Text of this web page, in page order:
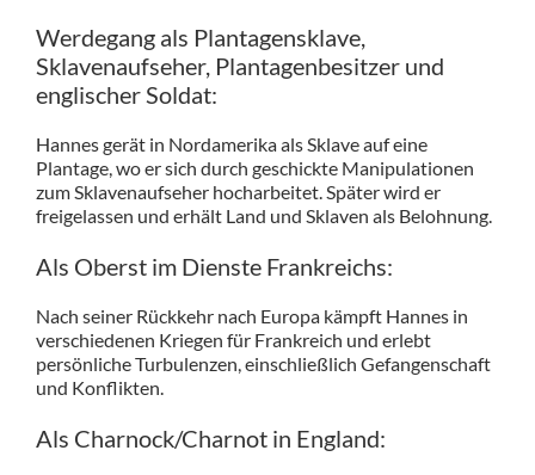
Werdegang als Plantagensklave,
Sklavenaufseher, Plantagenbesitzer und
englischer Soldat:
Hannes gerät in Nordamerika als Sklave auf eine
Plantage, wo er sich durch geschickte Manipulationen
zum Sklavenaufseher hocharbeitet. Später wird er
freigelassen und erhält Land und Sklaven als Belohnung.
Als Oberst im Dienste Frankreichs:
Nach seiner Rückkehr nach Europa kämpft Hannes in
verschiedenen Kriegen für Frankreich und erlebt
persönliche Turbulenzen, einschließlich Gefangenschaft
und Konflikten.
Als Charnock/Charnot in England: